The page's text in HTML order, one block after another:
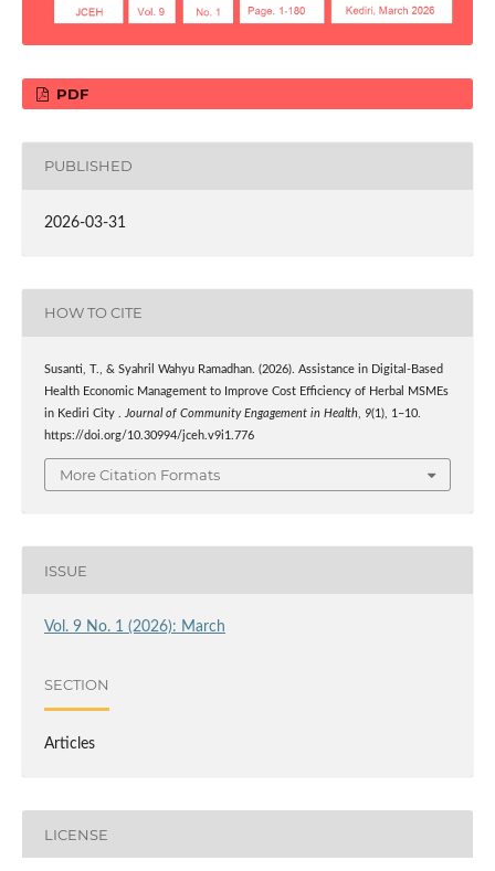
PDF
PUBLISHED
2026-03-31
HOW TO CITE
Susanti, T., & Syahril Wahyu Ramadhan. (2026). Assistance in Digital-Based
Health Economic Management to Improve Cost Efficiency of Herbal MSMEs
in Kediri City .
Journal of Community Engagement in Health, 9(1), 1–10.
https://doi.org/10.30994/jceh.v9i1.776
More Citation Formats
ISSUE
Vol. 9 No. 1 (2026): March
SECTION
Articles
LICENSE